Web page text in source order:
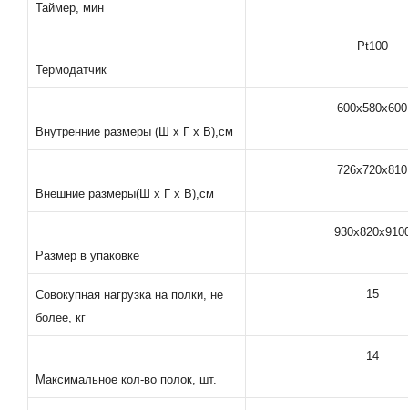
Таймер, мин
Термодатчик
Pt100
Внутренние размеры (Ш х Г х В),см
600х580х600
Внешние размеры(Ш х Г х В),см
726х720х810
Размер в упаковке
Совокупная нагрузка на полки, не
более, кг
15
Максимальное кол-во полок, шт.
14